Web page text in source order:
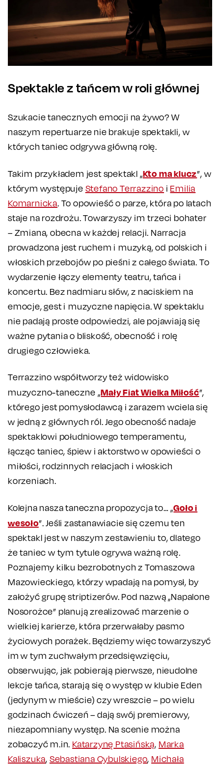
Spektakle z tańcem w roli głównej
Szukacie tanecznych emocji na żywo? W
naszym repertuarze nie brakuje spektakli, w
których taniec odgrywa główną rolę.
Takim przykładem jest spektakl „Kto ma klucz”, w
którym występuje Stefano Terrazzino i Emilia
Komarnicka. To opowieść o parze, która po latach
staje na rozdrożu. Towarzyszy im trzeci bohater
– Zmiana, obecna w każdej relacji. Narracja
prowadzona jest ruchem i muzyką, od polskich i
włoskich przebojów po pieśni z całego świata. To
wydarzenie łączy elementy teatru, tańca i
koncertu. Bez nadmiaru słów, z naciskiem na
emocje, gest i muzyczne napięcia. W spektaklu
nie padają proste odpowiedzi, ale pojawiają się
ważne pytania o bliskość, obecność i rolę
drugiego człowieka.
Terrazzino współtworzy też widowisko
muzyczno-taneczne „Mały Fiat Wielka Miłość”,
którego jest pomysłodawcą i zarazem wciela się
w jedną z głównych ról. Jego obecność nadaje
spektaklowi południowego temperamentu,
łącząc taniec, śpiew i aktorstwo w opowieści o
miłości, rodzinnych relacjach i włoskich
korzeniach.
Kolejna nasza taneczna propozycja to… „Goło i
wesoło”. Jeśli zastanawiacie się czemu ten
spektakl jest w naszym zestawieniu to, dlatego
że taniec w tym tytule ogrywa ważną rolę.
Poznajemy kilku bezrobotnych z Tomaszowa
Mazowieckiego, którzy wpadają na pomysł, by
założyć grupę striptizerów. Pod nazwą „Napalone
Nosorożce” planują zrealizować marzenie o
wielkiej karierze, która przerwałaby pasmo
życiowych porażek. Będziemy więc towarzyszyć
im w tym zuchwałym przedsięwzięciu,
obserwując, jak pobierają pierwsze, nieudolne
lekcje tańca, starają się o występ w klubie Eden
(jedynym w mieście) czy wreszcie – po wielu
godzinach ćwiczeń – dają swój premierowy,
niezapomniany występ. Na scenie można
zobaczyć m.in. Katarzynę Ptasińską, Marka
Kaliszuka, Sebastiana Cybulskiego, Michała